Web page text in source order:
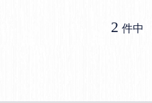
2 件中